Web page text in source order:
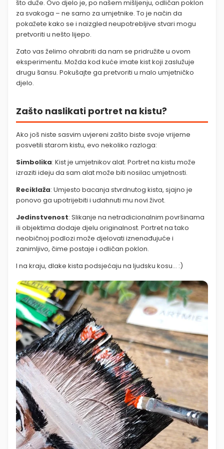
što duže. Ovo djelo je, po našem mišljenju, odličan poklon
za svakoga – ne samo za umjetnike. To je način da
pokažete kako se i naizgled neupotrebljive stvari mogu
pretvoriti u nešto lijepo.
Zato vas želimo ohrabriti da nam se pridružite u ovom
eksperimentu. Možda kod kuće imate kist koji zaslužuje
drugu šansu. Pokušajte ga pretvoriti u malo umjetničko
djelo.
Zašto naslikati portret na kistu?
Ako još niste sasvim uvjereni zašto biste svoje vrijeme
posvetili starom kistu, evo nekoliko razloga:
Simbolika: Kist je umjetnikov alat. Portret na kistu može
izraziti ideju da sam alat može biti nosilac umjetnosti.
Reciklaža: Umjesto bacanja stvrdnutog kista, sjajno je
ponovo ga upotrijebiti i udahnuti mu novi život.
Jedinstvenost: Slikanje na netradicionalnim površinama
ili objektima dodaje djelu originalnost. Portret na tako
neobičnoj podlozi može djelovati iznenađujuće i
zanimljivo, čime postaje i odličan poklon.
I na kraju, dlake kista podsjećaju na ljudsku kosu... :)